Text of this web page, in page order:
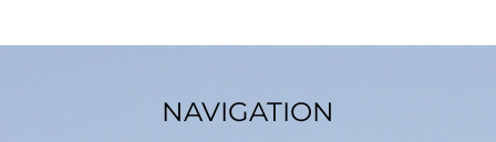
NAVIGATION